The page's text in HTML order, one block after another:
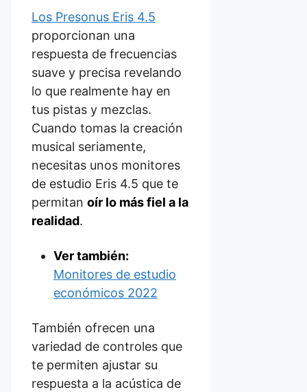
Los Presonus Eris 4.5
proporcionan una
respuesta de frecuencias
suave y precisa revelando
lo que realmente hay en
tus pistas y mezclas.
Cuando tomas la creación
musical seriamente,
necesitas unos monitores
de estudio Eris 4.5 que te
permitan oír lo más fiel a la
realidad.
Ver también:
Monitores de estudio
económicos 2022
También ofrecen una
variedad de controles que
te permiten ajustar su
respuesta a la acústica de